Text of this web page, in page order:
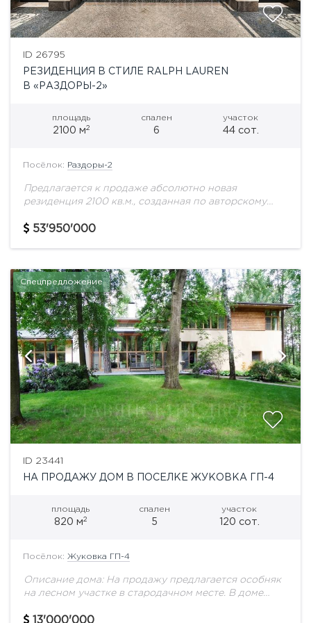
ID 26795
РЕЗИДЕНЦИЯ В СТИЛЕ RALPH LAUREN
В «РАЗДОРЫ-2»
площадь
2100 м2
спален
6
участок
44 сот.
Посёлок: Раздоры-2
Предлагается к продаже абсолютно новая
резиденция 2100 кв.м., созданная по авторскому
архитектуры с интерьером в эстетике Ralph Lauren.
53'950'000
Спецпредложение
ID 23441
НА ПРОДАЖУ ДОМ В ПОСЕЛКЕ ЖУКОВКА ГП-4
площадь
820 м2
спален
5
участок
120 сот.
Посёлок: Жуковка ГП-4
Описание дома: На продажу предлагается особняк
на лесном участке в стародачном месте. В доме
тренажерный зал, 5 спален, 5 с/у. Выполнена
13'000'000